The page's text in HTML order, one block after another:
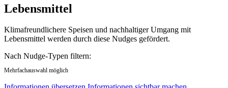
Lebensmittel
Klimafreundlichere Speisen und nachhaltiger Umgang mit
Lebensmittel werden durch diese Nudges gefördert.
Nach Nudge-Typen filtern:
Mehrfachauswahl möglich